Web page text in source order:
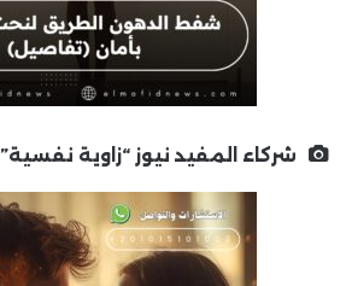
شركاء المفيد نيوز “زاوية نفسية”